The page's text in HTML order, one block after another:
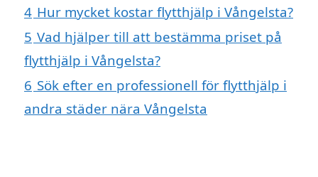
4 Hur mycket kostar flytthjälp i Vångelsta?
5 Vad hjälper till att bestämma priset på
flytthjälp i Vångelsta?
6 Sök efter en professionell för flytthjälp i
andra städer nära Vångelsta